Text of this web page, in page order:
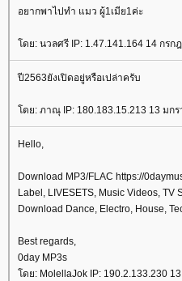
อยากพาไปทำ แมว ผู้1เมีย1ค่ะ
ดย: นวลศรี IP: 1.47.141.164 14 กรก
ปี2563ยังเปิดอยู่หรือเปล่าครับ
ดย: ภาณุ IP: 180.183.15.213 13 มกร
Hello,
Download MP3/FLAC https://
Label, LIVESETS, Music Videos, TV
Download Dance, Electro, House,
Best regards,
0day MP3s
ดย: MolellaJok IP: 190.2.133.230